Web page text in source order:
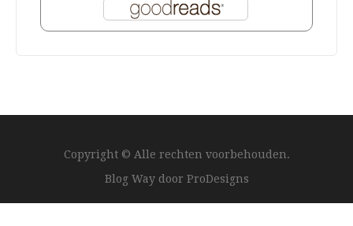
Copyright © Alle rechten voorbehouden.
Blog Way door ProDesigns